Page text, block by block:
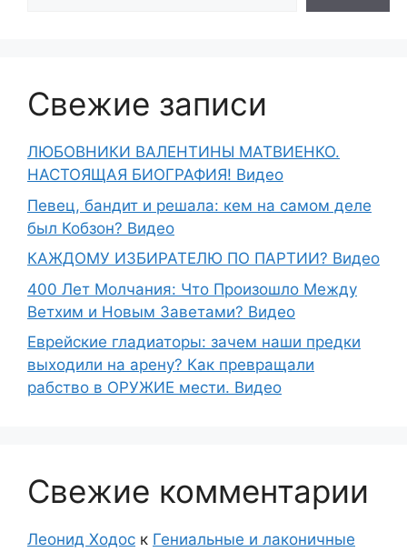
Свежие записи
ЛЮБОВНИКИ ВАЛЕНТИНЫ МАТВИЕНКО.
НАСТОЯЩАЯ БИОГРАФИЯ! Видео
Певец, бандит и решала: кем на самом деле
был Кобзон? Видео
КАЖДОМУ ИЗБИРАТЕЛЮ ПО ПАРТИИ? Видео
400 Лет Молчания: Что Произошло Между
Ветхим и Новым Заветами? Видео
Еврейские гладиаторы: зачем наши предки
выходили на арену? Как превращали
рабство в ОРУЖИЕ мести. Видео
Свежие комментарии
Леонид Ходос к Гениальные и лаконичные